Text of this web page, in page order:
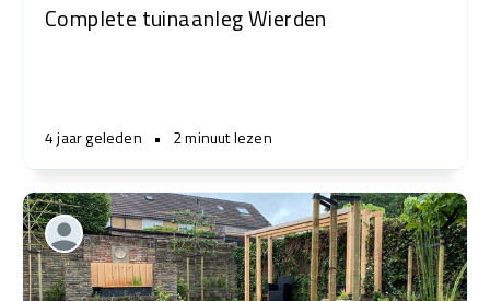
Complete tuinaanleg Wierden
4 jaar geleden • 2 minuut lezen